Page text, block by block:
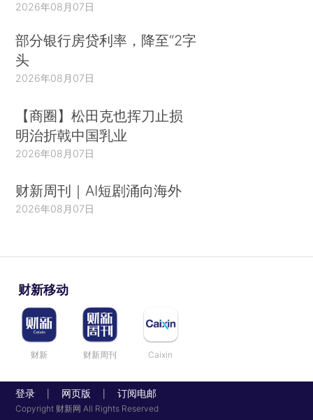
2026年08月07日
部分银行房贷利率，降至“2字
头
2026年08月07日
【商圈】松田克也挥刀止损
明治折戟中国乳业
2026年08月07日
财新周刊｜AI短剧涌向海外
2026年08月07日
财新移动
财新 财新周刊 Caixin
登录 网页版 订阅电邮
Copyright 财新网 All Rights Reserved